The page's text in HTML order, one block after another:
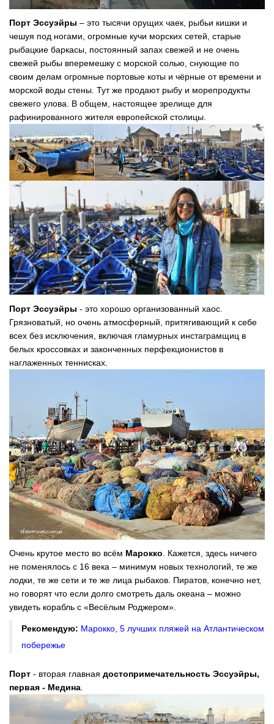
Порт Эссуэйры – это тысячи орущих чаек, рыбьи кишки и
чешуя под ногами, огромные кучи морских сетей, старые
рыбацкие баркасы, постоянный запах свежей и не очень
свежей рыбы вперемешку с морской солью, снующие по
своим делам огромные портовые коты и чёрные от времени и
морской воды стены. Тут же продают рыбу и морепродукты
свежего улова. В общем, настоящее зрелище для
рафинированного жителя европейской столицы.
Порт Эссуэйры - это хорошо организованный хаос.
Грязноватый, но очень атмосферный, притягивающий к себе
всех без исключения, включая гламурных инстаграмщиц в
белых кроссовках и законченных перфекционистов в
наглаженных теннисках.
Очень крутое место во всём Марокко . Кажется, здесь ничего
не поменялось с 16 века – минимум новых технологий, те же
лодки, те же сети и те же лица рыбаков. Пиратов, конечно нет,
но говорят что если долго смотреть даль океана – можно
увидеть корабль с «Весёлым Роджером».
Рекомендую: Марокко, 5 лучших пляжей на Атлантическом
побережье
Порт - вторая главная достопримечательность Эссуэйры,
первая - Медина